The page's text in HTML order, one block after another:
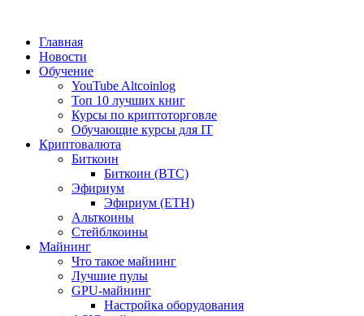
Главная
Новости
Обучение
YouTube Altcoinlog
Топ 10 лучших книг
Курсы по криптоторговле
Обучающие курсы для IT
Криптовалюта
Биткоин
Биткоин (BTC)
Эфириум
Эфириум (ETH)
Альткоины
Стейблкоины
Майнинг
Что такое майнинг
Лучшие пулы
GPU-майнинг
Настройка оборудования